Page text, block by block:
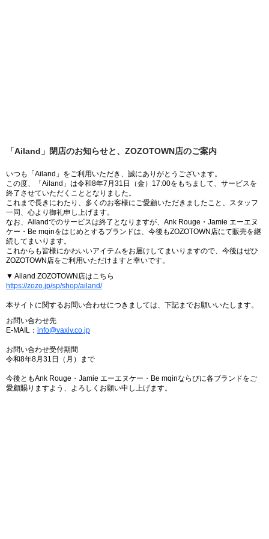
「Ailand」閉店のお知らせと、ZOZOTOWN店のご案内
いつも「Ailand」をご利用いただき、誠にありがとうございます。
この度、「Ailand」は令和8年7月31日（金）17:00をもちまして、サービスを
終了させていただくこととなりました。
これまで長きにわたり、多くのお客様にご愛顧いただきましたこと、スタッフ
一同、心より御礼申し上げます。
なお、Ailandでのサービスは終了となりますが、Ank Rouge・Jamie エーエヌ
ケー・Be mqinをはじめとするブランドは、今後もZOZOTOWN店にて販売を継
続してまいります。
これからも皆様にかわいいアイテムをお届けしてまいりますので、今後はぜひ
ZOZOTOWN店をご利用いただけますと幸いです。
▼ Ailand ZOZOTOWN店はこちら
https://zozo.jp/sp/shop/ailand/
本サイトに関するお問い合わせにつきましては、下記までお願いいたします。
お問い合わせ先
E-MAIL： info@vaxiv.co.jp
お問い合わせ受付期間
令和8年8月31日（月）まで
今後ともAnk Rouge・Jamie エーエヌケー・Be mqinならびに各ブランドをご
愛顧賜りますよう、よろしくお願い申し上げます。